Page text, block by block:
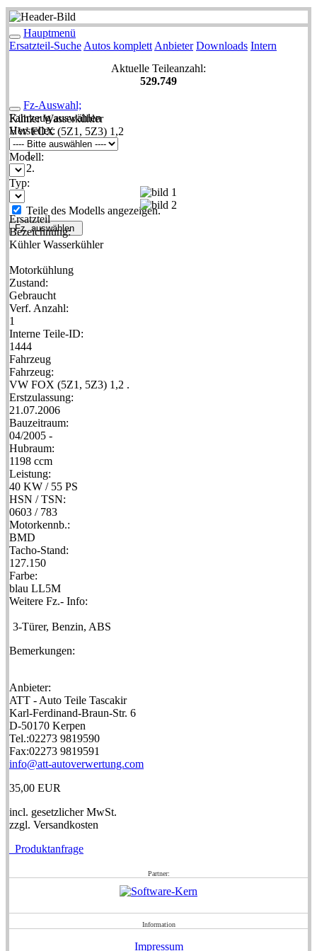
Hauptmenü
Ersatzteil-Suche Autos komplett Anbieter Downloads Intern
Aktuelle Teileanzahl:
529.749
Fz-Auswahl;
Fahrzeug auswählen
Hersteller:
Modell:
Typ:
Teile des Modells angezeigen.
Fz. auswählen
Kühler Wasserkühler
VW FOX (5Z1, 5Z3) 1,2
Ersatzteil
Bezeichnung:
Kühler Wasserkühler
Motorkühlung
Zustand:
Gebraucht
Verf. Anzahl:
1
Interne Teile-ID:
1444
Fahrzeug
Fahrzeug:
VW FOX (5Z1, 5Z3) 1,2 .
Erstzulassung:
21.07.2006
Bauzeitraum:
04/2005 -
Hubraum:
1198 ccm
Leistung:
40 KW / 55 PS
HSN / TSN:
0603 / 783
Motorkennb.:
BMD
Tacho-Stand:
127.150
Farbe:
blau LL5M
Weitere Fz.- Info:
3-Türer, Benzin, ABS
Bemerkungen:
Anbieter:
ATT - Auto Teile Tascakir
Karl-Ferdinand-Braun-Str. 6
D-50170 Kerpen
Tel.:02273 9819590
Fax:02273 9819591
info@att-autoverwertung.com
35,00 EUR
incl. gesetzlicher MwSt.
zzgl. Versandkosten
Produktanfrage
Partner:
Information
Impressum